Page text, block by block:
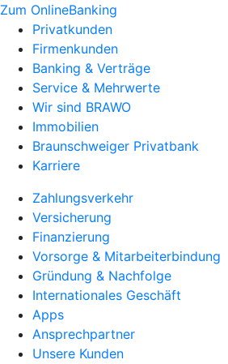
Zum OnlineBanking
Privatkunden
Firmenkunden
Banking & Verträge
Service & Mehrwerte
Wir sind BRAWO
Immobilien
Braunschweiger Privatbank
Karriere
Zahlungsverkehr
Versicherung
Finanzierung
Vorsorge & Mitarbeiterbindung
Gründung & Nachfolge
Internationales Geschäft
Apps
Ansprechpartner
Unsere Kunden